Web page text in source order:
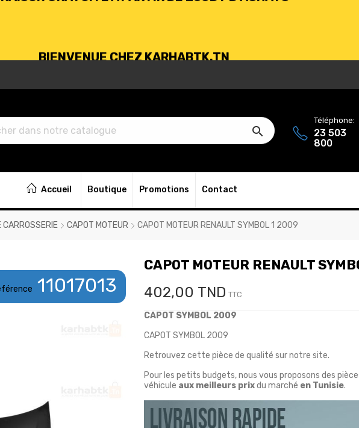
GRATUITE À PARTIR DE 250DT D'ACHATS
BIENVENUE CHEZ KARHABTK.TN
GRATUITE À PARTIR DE 250DT D'ACHATS

Téléphone:
23 503
800
Accueil Boutique Promotions Contact
CARROSSERIE CAPOT MOTEUR CAPOT MOTEUR RENAULT SYMBOL 1 2009
11017013
CAPOT MOTEUR RENAULT
402,00 TND TTC
CAPOT SYMBOL 2009
CAPOT SYMBOL 2009
Retrouvez cette pièce de qualité sur notre site.
Pour les petits budgets, nous vous proposons des
véhicule aux meilleurs prixdu marché en Tunisie.